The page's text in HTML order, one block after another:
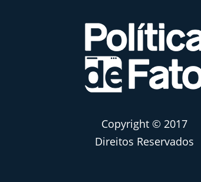
Copyright © 2017
Direitos Reservados